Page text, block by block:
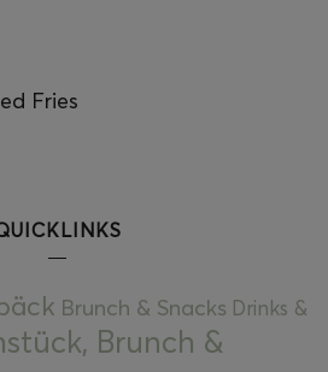
Fries
Brunch & Snacks Drinks &
Brunch &